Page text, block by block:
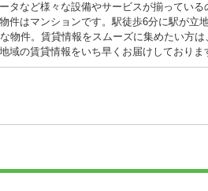
タなど様々な設備やサービスが揃ってい
件はマンションです。駅徒歩6分に駅が立
物件。賃貸情報をスムーズに集めたい方
域の賃貸情報をいち早くお届けしておりま